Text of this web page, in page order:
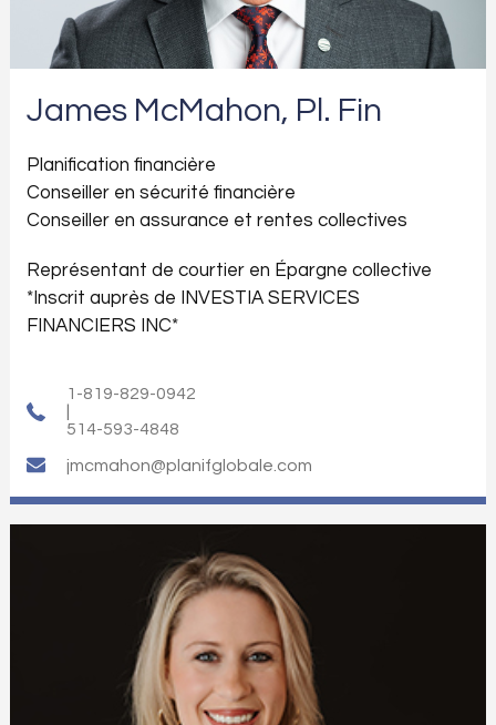
James McMahon, Pl. Fin
Planification financière
Conseiller en sécurité financière
Conseiller en assurance et rentes collectives
Représentant de courtier en Épargne collective
*Inscrit auprès de INVESTIA SERVICES
FINANCIERS INC*
1-819-829-0942
514-593-4848
jmcmahon@planifglobale.com